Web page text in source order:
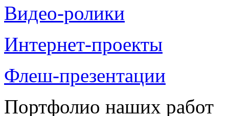
Видео-ролики
Интернет-проекты
Флеш-презентации
Портфолио наших работ